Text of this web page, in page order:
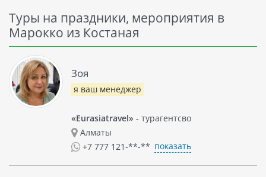
Туры на праздники, мероприятия в
Марокко из Костаная
Зоя
я ваш менеджер
«Eurasiatravel» - турагентсво
Алматы
+7 777 121-**-** показать